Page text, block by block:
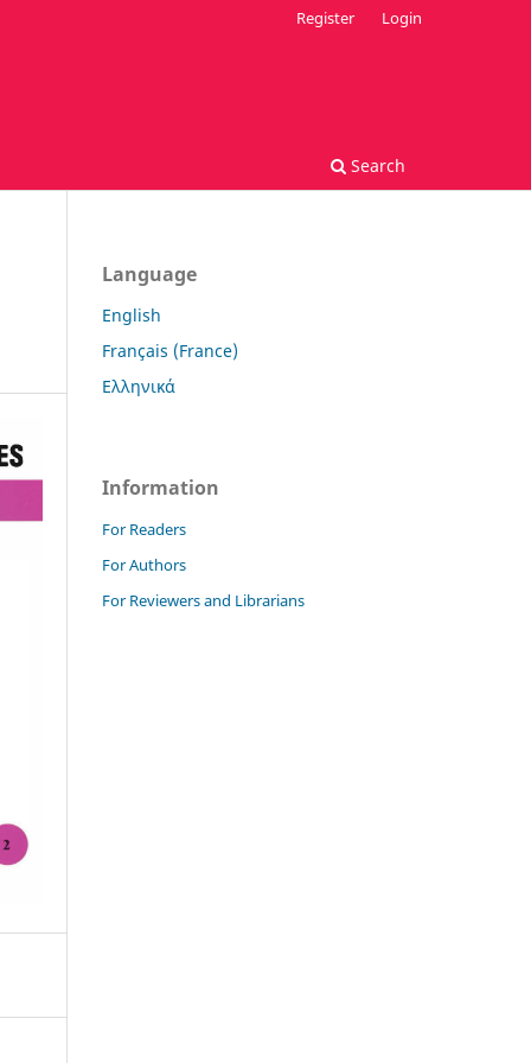
Search
Register Login
Language
English
Français (France)
Ελληνικά
Information
For Readers
For Authors
For Reviewers and Librarians